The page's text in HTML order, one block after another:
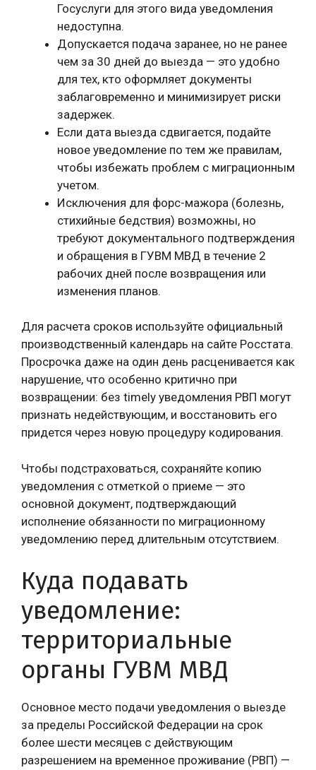
Госуслуги для этого вида уведомления
недоступна.
Допускается подача заранее, но не ранее
чем за 30 дней до выезда — это удобно
для тех, кто оформляет документы
заблаговременно и минимизирует риски
задержек.
Если дата выезда сдвигается, подайте
новое уведомление по тем же правилам,
чтобы избежать проблем с миграционным
учетом.
Исключения для форс-мажора (болезнь,
стихийные бедствия) возможны, но
требуют документального подтверждения
и обращения в ГУВМ МВД в течение 2
рабочих дней после возвращения или
изменения планов.
Для расчета сроков используйте официальный
производственный календарь на сайте Росстата.
Просрочка даже на один день расценивается как
нарушение, что особенно критично при
возвращении: без timely уведомления РВП могут
признать недействующим, и восстановить его
придется через новую процедуру кодирования.
Чтобы подстраховаться, сохраняйте копию
уведомления с отметкой о приеме — это
основной документ, подтверждающий
исполнение обязанности по миграционному
уведомлению перед длительным отсутствием.
Куда подавать
уведомление:
территориальные
органы ГУВМ МВД
Основное место подачи уведомления о выезде
за пределы Российской Федерации на срок
более шести месяцев с действующим
разрешением на временное проживание (РВП) —